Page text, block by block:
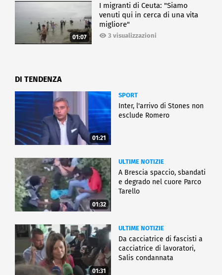
01:07
I migranti di Ceuta: "Siamo
venuti qui in cerca di una vita
migliore"
3 visualizzazioni
DI TENDENZA
01:21
SPORT
Inter, l'arrivo di Stones non
esclude Romero
01:32
ULTIME NOTIZIE
A Brescia spaccio, sbandati
e degrado nel cuore Parco
Tarello
01:31
ULTIME NOTIZIE
Da cacciatrice di fascisti a
cacciatrice di lavoratori,
Salis condannata